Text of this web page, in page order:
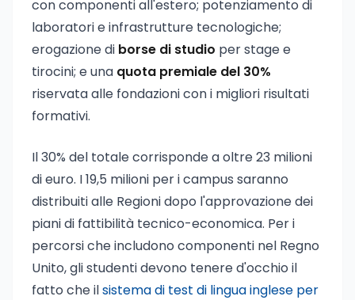
con componenti all'estero; potenziamento di
laboratori e infrastrutture tecnologiche;
erogazione di borse di studio per stage e
tirocini; e una quota premiale del 30%
riservata alle fondazioni con i migliori risultati
formativi.
Il 30% del totale corrisponde a oltre 23 milioni
di euro. I 19,5 milioni per i campus saranno
distribuiti alle Regioni dopo l'approvazione dei
piani di fattibilità tecnico-economica. Per i
percorsi che includono componenti nel Regno
Unito, gli studenti devono tenere d'occhio il
fatto che ilsistema di test di lingua inglese per